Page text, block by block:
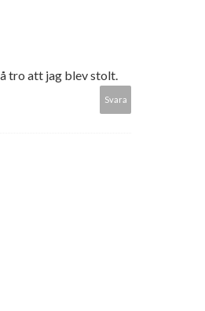
tro att jag blev stolt.
Svara